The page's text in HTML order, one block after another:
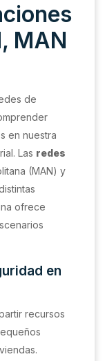
MAN
de
en nuestra
Las redes
(MAN) y
ofrece
en
recursos